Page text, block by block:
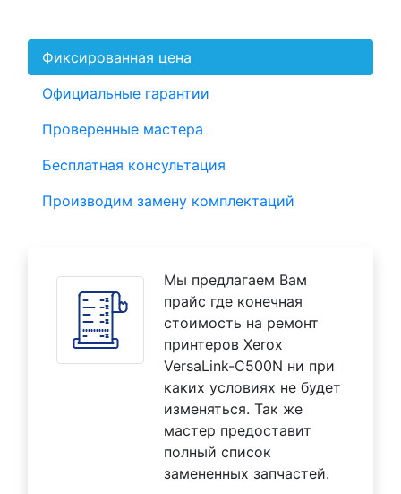
Фиксированная цена
Официальные гарантии
Проверенные мастера
Бесплатная консультация
Производим замену комплектаций
Мы предлагаем Вам
прайс где конечная
стоимость на ремонт
принтеров Xerox
VersaLink-C500N ни при
каких условиях не будет
изменяться. Так же
мастер предоставит
полный список
замененных запчастей.